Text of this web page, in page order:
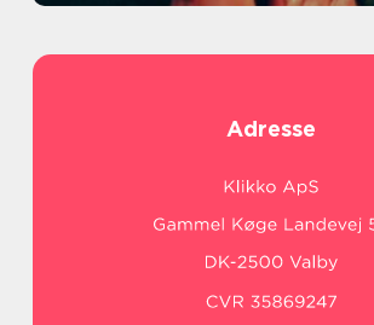
Adresse